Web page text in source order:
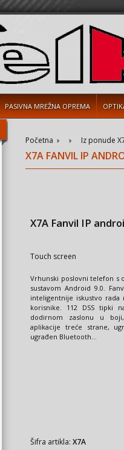
PASIVNA MREŽNA OPREMA
Početna Iz ponude
X7A FANVIL IP
X7A Fanvil IP
Touch screen
Vrhunski poslovni telefon s
sustavom Android 9.0.
inteligentnije iskustvo rada
korisnike. 112 DSS tipki
dodirnom zaslonu u
aplikacije treće strane,
ugrađen Bluetooth...
Šifra artikla:X7A